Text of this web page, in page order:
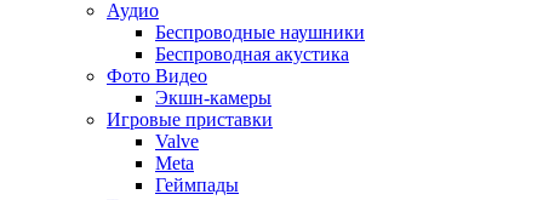
Аудио
Беспроводные наушники
Беспроводная акустика
Фото Видео
Экшн-камеры
Игровые приставки
Valve
Meta
Геймпады